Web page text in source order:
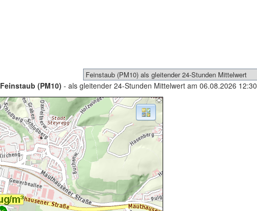
Feinstaub (PM10) - als gleitender 24-Stunden Mittelwert am 06.08.2026 12:30